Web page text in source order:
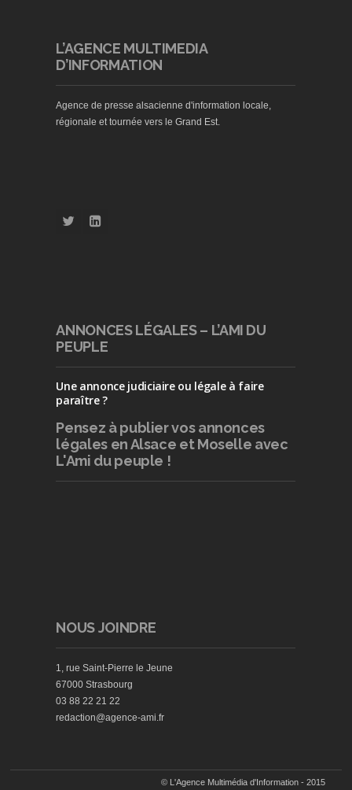
L’AGENCE MULTIMEDIA
D’INFORMATION
Agence de presse alsacienne d'information locale,
régionale et tournée vers le Grand Est.
ANNONCES LÉGALES – L’AMI DU
PEUPLE
Une annonce judiciaire ou légale à faire
paraître ?
Pensez à publiervos annonces
légales en Alsace et Moselle avec
L'Ami du peuple !
NOUS JOINDRE
1, rue Saint-Pierre le Jeune
67000 Strasbourg
03 88 22 21 22
redaction@agence-ami.fr
© L'Agence Multimédia d'Information - 2015